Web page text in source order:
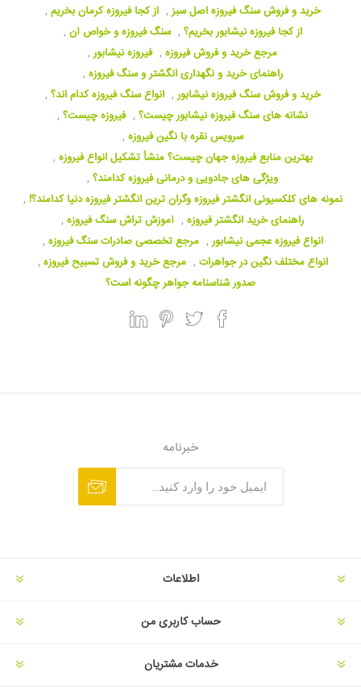
خرید و فروش سنگ فیروزه اصل سبز , از کجا فیروزه کرمان بخریم ,
از کجا فیروزه نیشابور بخریم؟ , سنگ فیروزه و خواص آن ,
مرجع خرید و فروش فیروزه , فیروزه نیشابور ,
راهنمای خرید و نگهداری انگشتر و سنگ فیروزه ,
خرید و فروش سنگ فیروزه نیشابور , انواع سنگ فیروزه کدام اند؟ ,
نشانه های سنگ فیروزه نیشابور چیست؟ , فیروزه چیست؟ ,
سرویس نقره با نگین فیروزه ,
بهترین منابع فیروزه جهان چیست؟ منشأ تشکیل انواع فیروزه ,
ویژگی های جادویی و درمانی فیروزه کدامند؟ ,
نمونه های کلکسیونی انگشتر فیروزه وگران ترین انگشتر فیروزه دنیا کدامند؟! ,
راهنمای خرید انگشتر فیروزه , آموزش تراش سنگ فیروزه ,
انواع فیروزه عجمی نیشابور , مرجع تخصصی صادرات سنگ فیروزه ,
انواع مختلف نگین در جواهرات , مرجع خرید و فروش تسبیح فیروزه ,
صدور شناسنامه جواهر چگونه است؟
خبرنامه
اطلاعات
حساب کاربری من
خدمات مشتریان